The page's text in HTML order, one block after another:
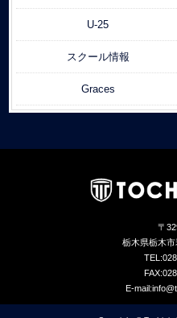
U-25
スクール情報
Graces
〒
栃木県栃木
E-